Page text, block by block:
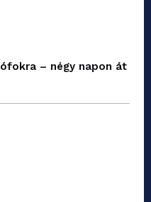
– négy napon át